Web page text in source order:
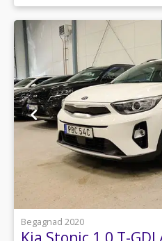
1
Begagnad 2020